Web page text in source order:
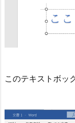
このテキストボッ